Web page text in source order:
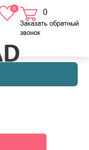
0 0
в корзине
Заказать обратный
звонок